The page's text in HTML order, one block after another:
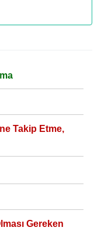
Takip Etme,
Gereken